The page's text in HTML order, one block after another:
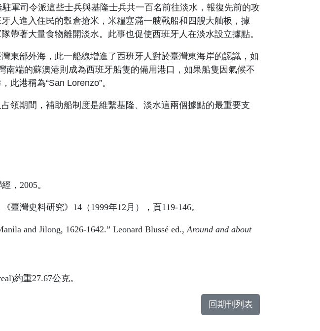
軍司令派這些士兵與基隆士兵共一百名前往淡水，報復先前的攻
人進入住民的穀倉搶米，米糧塞滿一艘戰船和四艘大舢板，據
帶著大量食物離開淡水。此事也促使西班牙人在淡水設立據點。
東部外海，此一船線增進了西班牙人對於臺灣東海岸的認識，如
南端的蘇澳港則成為西班牙船隻的備用港口，如果船隻因氣候不
此港稱為“San Lorenzo”。
領期間，補助船制度是維繫基隆、淡水這兩個據點的最重要支
， 2005。
臺灣史料研究》 14 （ 1999年12 月），頁119-146。
and Jilong, 1626-1642.” Leonard Blussé ed.,Around and about
約重27.67公克。
回期刊列表